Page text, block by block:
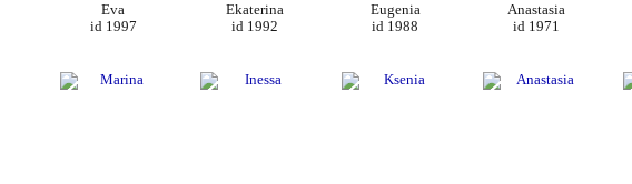
Eva
id 1997
Ekaterina
id 1992
Eugenia
id 1988
Anastasia
id 1971